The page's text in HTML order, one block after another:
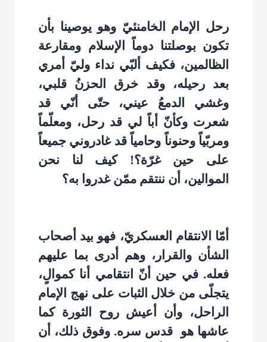
رحل الإمام الخامنئيّ وهو يوصينا بأن
تكون بوصلتنا دوماً الإسلام ومقارعة
الظالمين، فكيف ألبّي نداء وليّ أمري
بعد رحيله، وقد خرق الحزنُ قلبي،
وغشي الدمعُ عيني، حتّى أنّي قد
شعرت وكأنّ أباً لي قد رحل، ومعلّماً
ومربّياً وحنوناً وحامياً قد غادروني جميعاً
على حين غرّة؟! كيف لنا نحن
الموالين، أن ننتقم ممّن غدروا به؟
أمّا الانتقام العسكريّ، فهو بيد أصحاب
الشأن والقرار، وهم أدرى بما عليهم
فعله. في حين أنّ انتقامي أنا كموالٍ،
يتجلّى من خلال الثبات على نهج الإمام
الراحل، وأن أعيش روح الثورة كما
عاشها هو قدس سره. وفوق ذلك، أن